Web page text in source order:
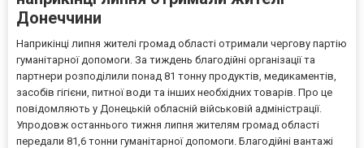
Донеччини
Наприкінці липня жителі громад області отримали чергову партію
гуманітарної допомоги. За тиждень благодійні організації та
партнери розподілили понад 81 тонну продуктів, медикаментів,
засобів гігієни, питної води та інших необхідних товарів. Про це
повідомляють у Донецькій обласній військовій адміністрації.
Упродовж останнього тижня липня жителям громад області
передали 81,6 тонни гуманітарної допомоги. Благодійні вантажі